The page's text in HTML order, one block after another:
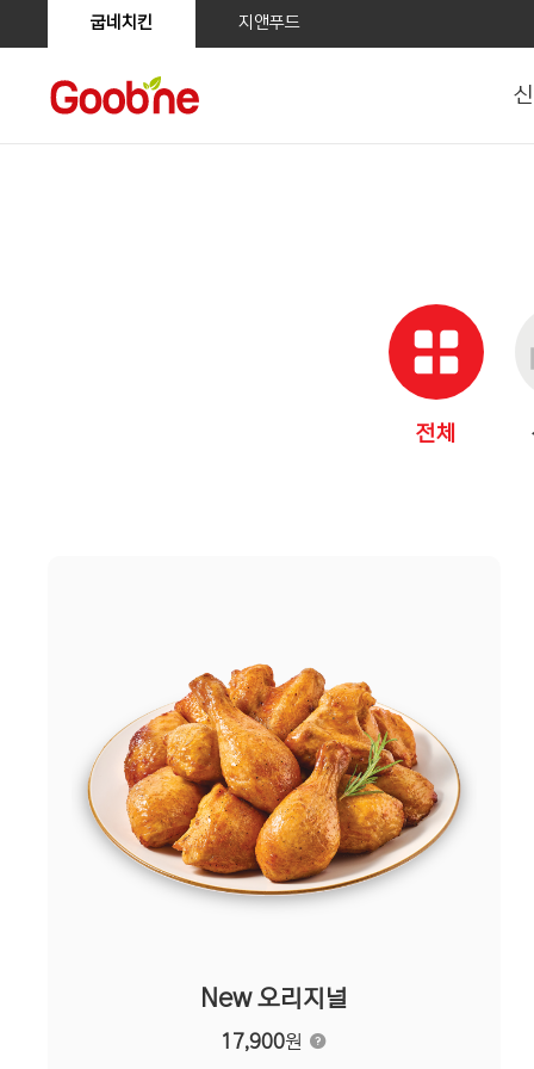
굽네치킨 지앤푸드
전체
New 오리지널
17,900원